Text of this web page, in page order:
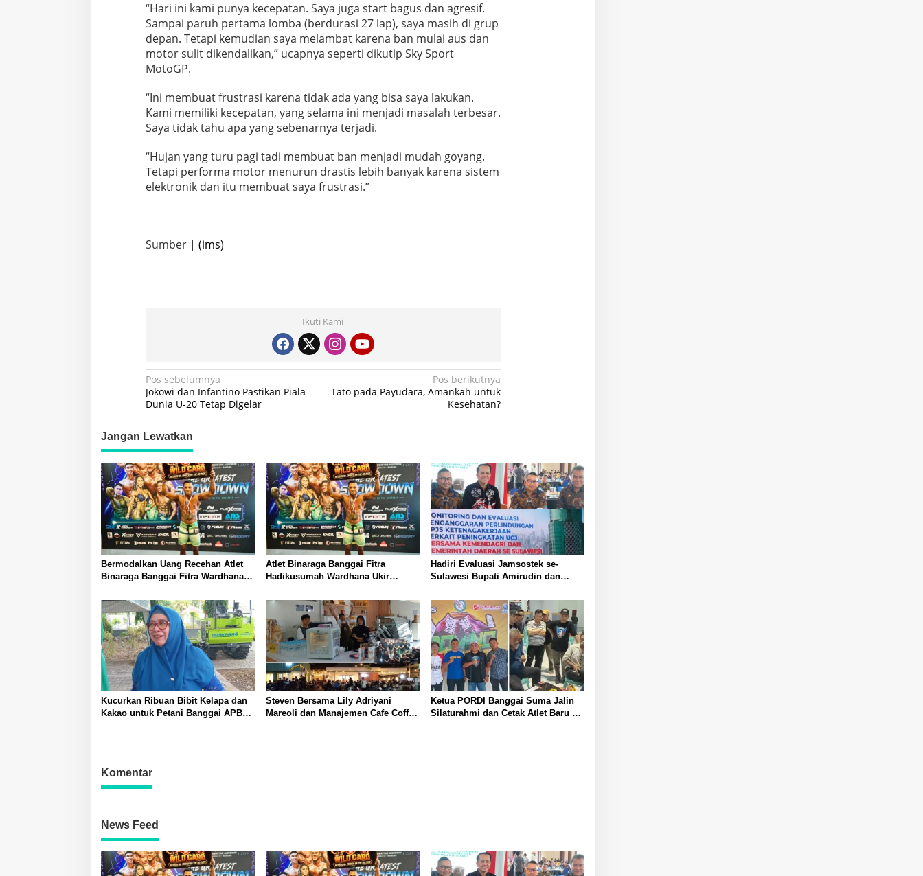
“Hari ini kami punya kecepatan. Saya juga start bagus dan agresif.
Sampai paruh pertama lomba (berdurasi 27 lap), saya masih di grup
depan. Tetapi kemudian saya melambat karena ban mulai aus dan
motor sulit dikendalikan,” ucapnya seperti dikutip Sky Sport
MotoGP.
“Ini membuat frustrasi karena tidak ada yang bisa saya lakukan.
Kami memiliki kecepatan, yang selama ini menjadi masalah terbesar.
Saya tidak tahu apa yang sebenarnya terjadi.
“Hujan yang turu pagi tadi membuat ban menjadi mudah goyang.
Tetapi performa motor menurun drastis lebih banyak karena sistem
elektronik dan itu membuat saya frustrasi.”
Sumber | (ims)
Ikuti Kami
Navigasi
pos
Pos sebelumnya
Jokowi dan Infantino Pastikan Piala
Dunia U-20 Tetap Digelar
Pos berikutnya
Tato pada Payudara, Amankah untuk
Kesehatan?
Jangan Lewatkan
Bermodalkan Uang Recehan Atlet
Binaraga Banggai Fitra Wardhana
Luwuk dengan Dua Gelar Nasional
Atlet Binaraga Banggai Fitra
Hadikusumah Wardhana Ukir
Daerah dan BSI Cabang Luwuk
Hadiri Evaluasi Jamsostek se-
Sulawesi Bupati Amirudin dan
Komitmen Perlindungan Pekerja di
Banggai
Kucurkan Ribuan Bibit Kelapa dan
Kakao untuk Petani Banggai APBN
Steven Bersama Lily Adriyani
Mareoli dan Manajemen Cafe Coffee
Ketua PORDI Banggai Suma Jalin
Silaturahmi dan Cetak Atlet Baru di
Komentar
News Feed